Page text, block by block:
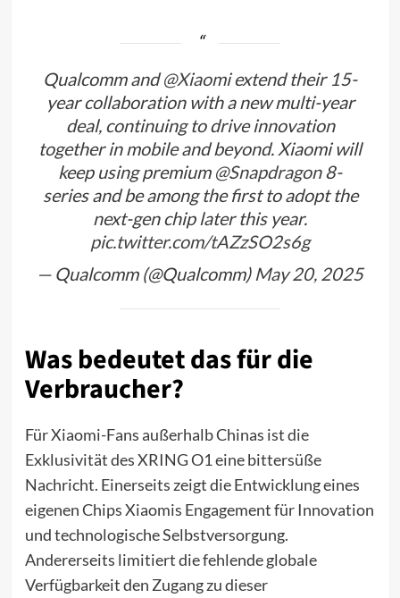
Qualcomm and@Xiaomiextend their 15-
year collaboration with a new multi-year
deal, continuing to drive innovation
together in mobile and beyond. Xiaomi will
keep using premium @Snapdragon8-
series and be among the first to adopt the
next-gen chip later this year.
pic.twitter.com/tAZzSO2s6g
— Qualcomm (@Qualcomm) May 20, 2025
Was bedeutet das für die
Verbraucher?
Für Xiaomi-Fans außerhalb Chinas ist die
Exklusivität des XRING O1 eine bittersüße
Nachricht. Einerseits zeigt die Entwicklung eines
eigenen Chips Xiaomis Engagement für Innovation
und technologische Selbstversorgung.
Andererseits limitiert die fehlende globale
Verfügbarkeit den Zugang zu dieser